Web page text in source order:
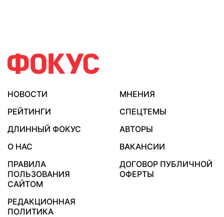
НОВОСТИ
МНЕНИЯ
РЕЙТИНГИ
СПЕЦТЕМЫ
ДЛИННЫЙ ФОКУС
АВТОРЫ
О НАС
ВАКАНСИИ
ПРАВИЛА
ПОЛЬЗОВАНИЯ
САЙТОМ
ДОГОВОР ПУБЛИЧНОЙ
ОФЕРТЫ
РЕДАКЦИОННАЯ
ПОЛИТИКА